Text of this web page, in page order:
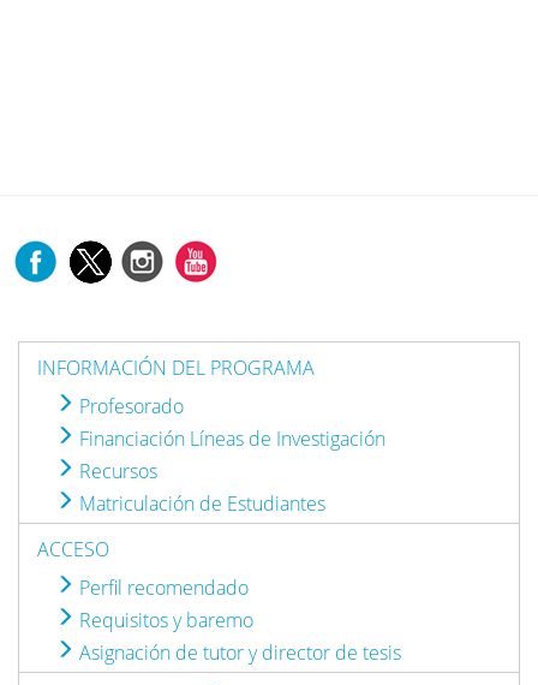
INFORMACIÓN DEL PROGRAMA
Profesorado
Financiación Líneas de Investigación
Recursos
Matriculación de Estudiantes
ACCESO
Perfil recomendado
Requisitos y baremo
Asignación de tutor y director de tesis